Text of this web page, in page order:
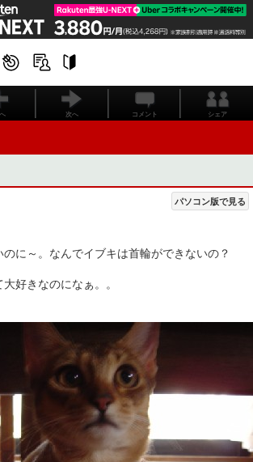
次へ コメント シェア
パソコン版で見る
～。なんでイブキは首輪ができないの？
きなのになぁ。。